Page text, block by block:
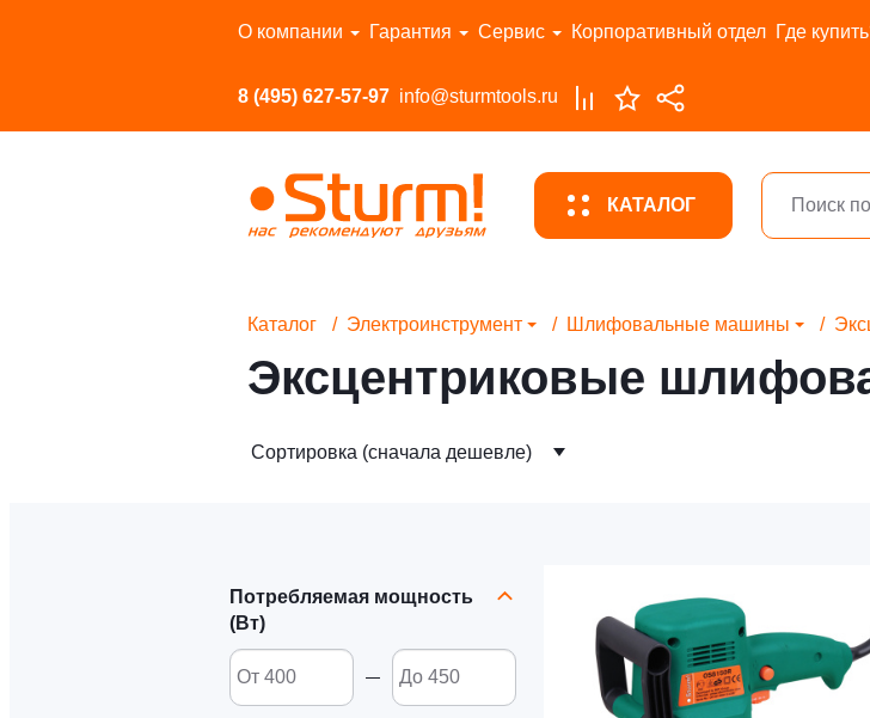
О компании Гарантия Сервис Корпоративный отдел Где
8 (495) 627-57-97 info@sturmtools.ru
КАТАЛОГ
Перейти в каталог
Каталог Электроинструмент Шлифовальные машины
Эксцентриковые
Сортировка (сначала дешевле)
Потребляемая мощность
(Вт)